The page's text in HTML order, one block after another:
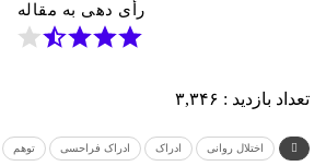
رأی دهی به مقاله
تعداد بازدید : ۳,۳۴۶
اختلال روانی ادراک ادراک فراحسی توهم